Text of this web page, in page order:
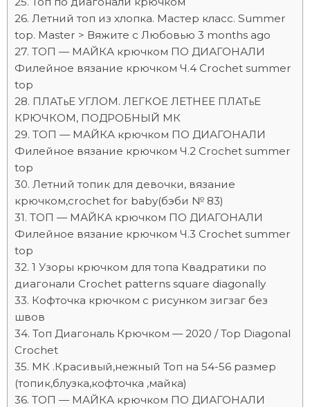
Летний топ из хлопка. Мастер класс. Summer
top. Master > Вяжите с Любовью 3 months ago
ТОП — МАЙКА крючком ПО ДИАГОНАЛИ
Филейное вязание крючком Ч.4 Crochet summer
top
ПЛАТьЕ УГЛОМ. ЛЕГКОЕ ЛЕТНЕЕ ПЛАТьЕ
КРЮЧКОМ, ПОДРОБНЫЙ МК
ТОП — МАЙКА крючком ПО ДИАГОНАЛИ
Филейное вязание крючком Ч.2 Crochet summer
top
Летний топик для девочки, вязание
крючком,crochet for baby(бэби № 83)
ТОП — МАЙКА крючком ПО ДИАГОНАЛИ
Филейное вязание крючком Ч.3 Crochet summer
top
1 Узоры крючком для топа Квадратики по
диагонали Crochet patterns square diagonally
Кофточка крючком с рисунком зигзаг без
швов
Топ Диагональ Крючком — 2020 / Top Diagonal
Crochet
МК .Красивый,нежный Топ на 54-56 размер
(топик,блузка,кофточка ,майка)
ТОП — МАЙКА крючком ПО ДИАГОНАЛИ